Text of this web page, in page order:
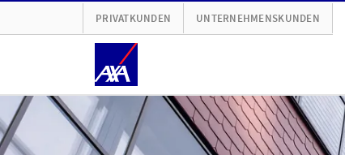
PRIVATKUNDEN UNTERNEHMENSKUNDEN